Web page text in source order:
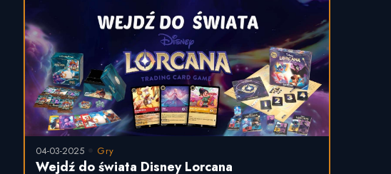
Gry
04-03-2025
Wejdź do świata Disney Lorcana